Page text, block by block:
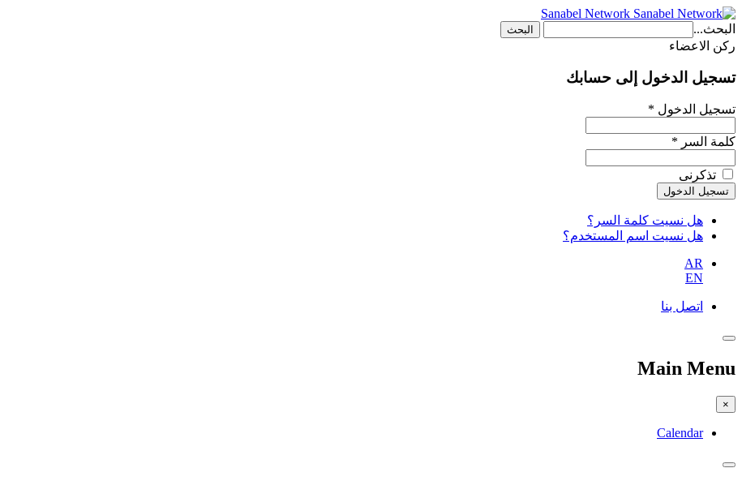
Sanabel Network
البحث...
البحث
ركن الاعضاء
تسجيل الدخول إلى حسابك
تسجيل الدخول *
كلمة السر *
تذكرنى
هل نسيت كلمة السر؟
هل نسيت اسم المستخدم؟
AR
EN
اتصل بنا
Main Menu
×
Calendar